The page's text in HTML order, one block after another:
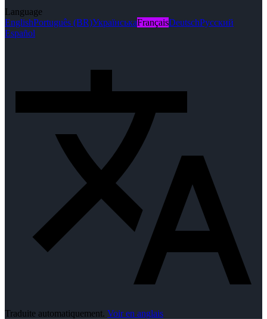
Language
EnglishPortuguês (BR)УкраїнськаFrançaisDeutschРусский
Español
Traduite automatiquement. Voir en anglais